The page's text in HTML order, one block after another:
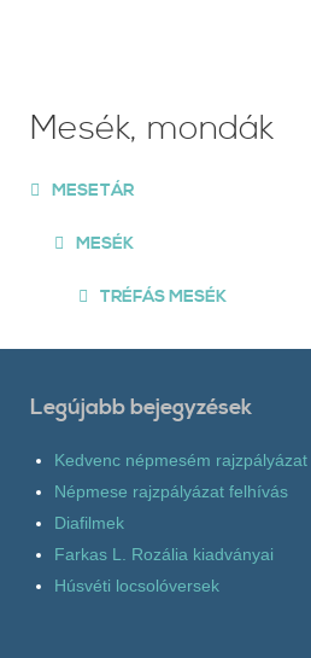
Mesék, mondák
MESETÁR
MESÉK
TRÉFÁS MESÉK
Legújabb bejegyzések
Kedvenc népmesém
Népmese rajzpályázat felhívás
Diafilmek
Farkas L. Rozália kiadványai
Húsvéti locsolóversek